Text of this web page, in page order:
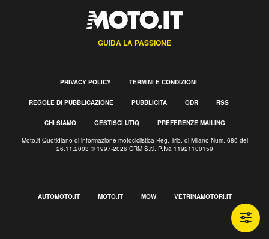
GUIDA LA PASSIONE
PRIVACY POLICY TERMINI E CONDIZIONI
REGOLE DI PUBBLICAZIONE PUBBLICITÀ ODR RSS
CHI SIAMO GESTISCI UTIQ PREFERENZE MAILING
Moto.it Quotidiano di informazione motociclistica Reg. Trib. di Milano Num. 680 del
26.11.2003 © 1997-2026 CRM S.r.l. P.Iva 11921100159
AUTOMOTO.IT MOTO.IT MOW VETRINAMOTORI.IT
Le tue preferenze relative alla privacy